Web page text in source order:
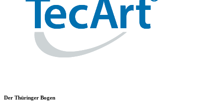
Der Thüringer Bogen